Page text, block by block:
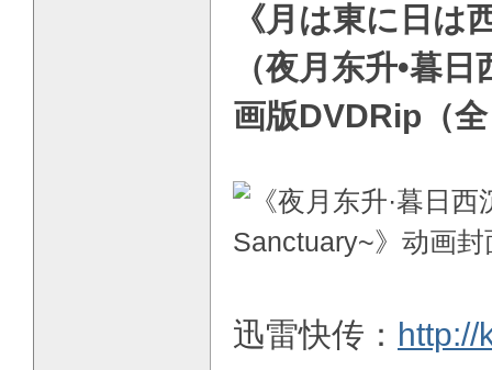
《月は東に日
（夜月东升 • 暮
画版DVDRip（
迅雷快传： http://